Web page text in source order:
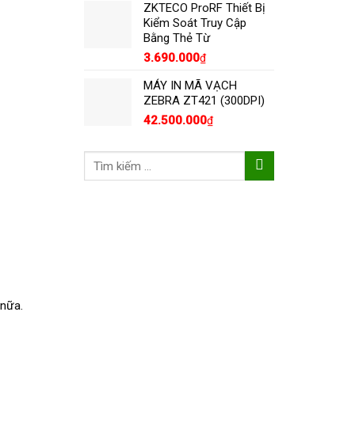
ZKTECO ProRF Thiết Bị
Kiểm Soát Truy Cập
Bằng Thẻ Từ
3.690.000₫
MÁY IN MÃ VẠCH
ZEBRA ZT421 (300DPI)
42.500.000₫
Tìm